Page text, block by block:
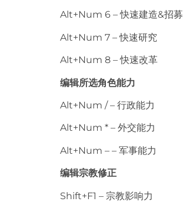
Alt+Num 6 – 快速建造&招募
Alt+Num 7 – 快速研究
Alt+Num 8 – 快速改革
编辑所选角色能力
Alt+Num / – 行政能力
Alt+Num * – 外交能力
Alt+Num – – 军事能力
编辑宗教修正
Shift+F1 – 宗教影响力